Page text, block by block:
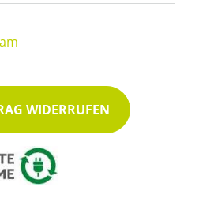
WIDERRUFEN